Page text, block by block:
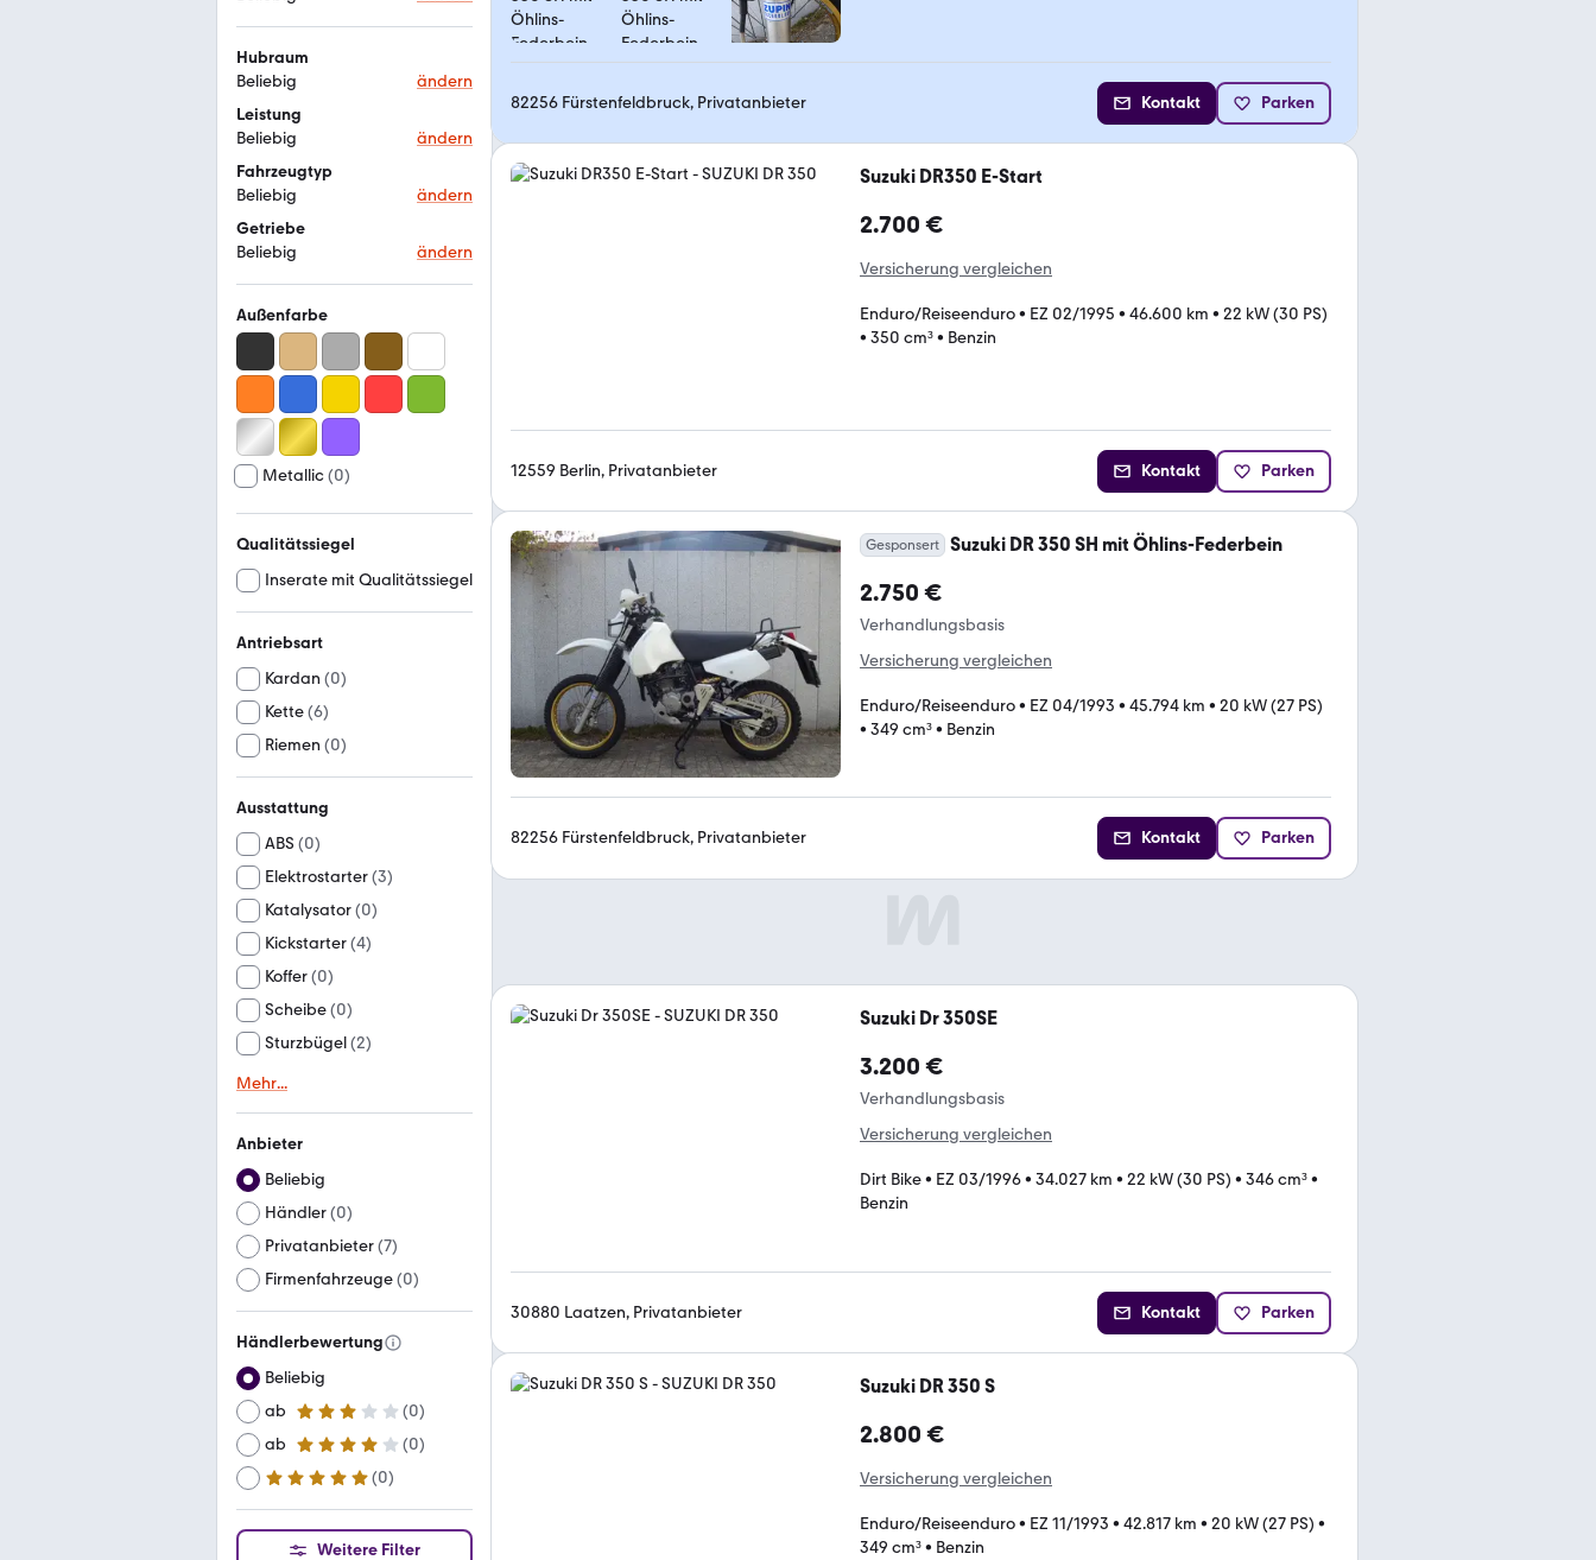
Hubraum
Beliebig
ändern
Leistung
Beliebig
ändern
Fahrzeugtyp
Beliebig
ändern
Getriebe
Beliebig
ändern
Außenfarbe
Metallic(0)
Qualitätssiegel
Inserate mit Qualitätssiegel
Antriebsart
Kardan (0)
Kette(6)
Riemen (0)
Ausstattung
ABS (0)
Elektrostarter(3)
Katalysator(0)
Kickstarter(4)
Koffer(0)
Scheibe(0)
Sturzbügel(2)
Mehr...
Anbieter
Beliebig
Händler(0)
Privatanbieter(7)
Firmenfahrzeuge(0)
Händlerbewertung
Beliebig
ab
3 Sterne (0)
ab
4 Sterne (0)
ab
5 Sterne (0)
Weitere Filter
82256 Fürstenfeldbruck, Privatanbieter Kontakt Parken
Suzuki DR350 E-Start
2.700 €
Versicherung vergleichen
Enduro/Reiseenduro• EZ 02/1995 • 46.600 km • 22 kW (30 PS)
• 350 cm³• Benzin
12559 Berlin, Privatanbieter Kontakt Parken
Gesponsert Suzuki DR 350 SH mit Öhlins-Federbein
2.750 €
Verhandlungsbasis
Versicherung vergleichen
Enduro/Reiseenduro• EZ 04/1993 • 45.794 km • 20 kW (27 PS)
• 349 cm³• Benzin
82256 Fürstenfeldbruck, Privatanbieter Kontakt Parken
Suzuki Dr 350SE
3.200 €
Verhandlungsbasis
Versicherung vergleichen
Dirt Bike• EZ 03/1996• 34.027 km • 22 kW (30 PS) • 346 cm³•
Benzin
30880 Laatzen, Privatanbieter Kontakt Parken
Suzuki DR 350 S
2.800 €
Versicherung vergleichen
Enduro/Reiseenduro• EZ 11/1993 • 42.817 km • 20 kW (27 PS) •
349 cm³• Benzin